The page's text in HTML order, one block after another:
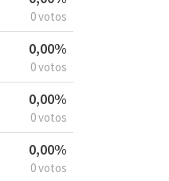
0 votos
0,00%
0 votos
0,00%
0 votos
0,00%
0 votos